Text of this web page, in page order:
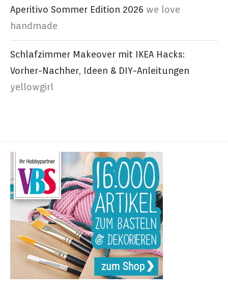
Aperitivo Sommer Edition 2026 we love
handmade
Schlafzimmer Makeover mit IKEA Hacks:
Vorher-Nachher, Ideen & DIY-Anleitungen
yellowgirl